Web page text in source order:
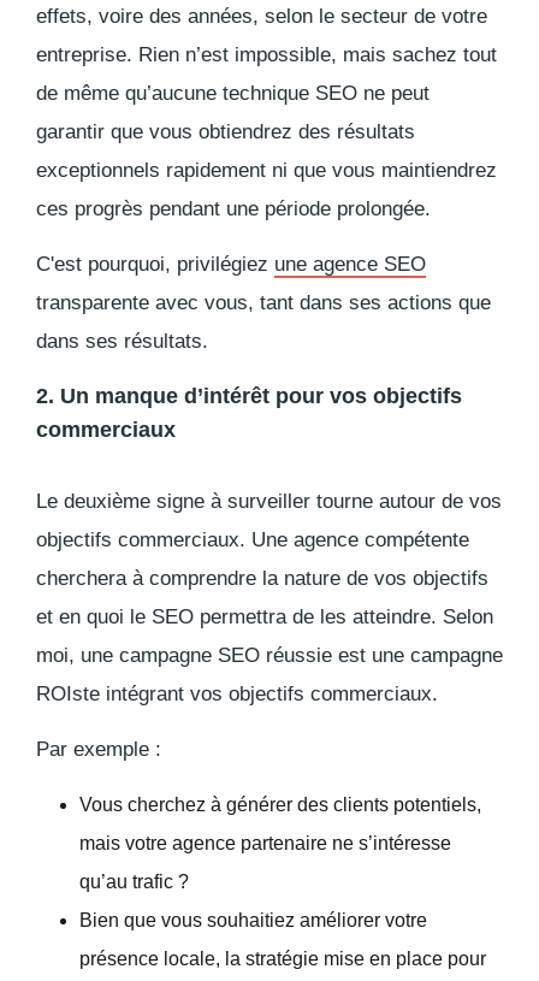
effets, voire des années, selon le secteur de votre
entreprise. Rien n’est impossible, mais sachez tout
de même qu’aucune technique SEO ne peut
garantir que vous obtiendrez des résultats
exceptionnels rapidement ni que vous maintiendrez
ces progrès pendant une période prolongée.
C'est pourquoi, privilégiez une agence SEO
transparente avec vous, tant dans ses actions que
dans ses résultats.
2. Un manque d’intérêt pour vos objectifs
commerciaux
Le deuxième signe à surveiller tourne autour de vos
objectifs commerciaux. Une agence compétente
cherchera à comprendre la nature de vos objectifs
et en quoi le SEO permettra de les atteindre. Selon
moi, une campagne SEO réussie est une campagne
ROIste intégrant vos objectifs commerciaux.
Par exemple :
Vous cherchez à générer des clients potentiels,
mais votre agence partenaire ne s’intéresse
qu’au trafic ?
Bien que vous souhaitiez améliorer votre
présence locale, la stratégie mise en place pour